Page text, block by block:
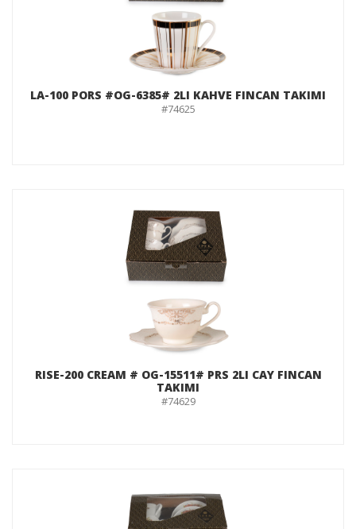
LA-100 PORS #OG-6385# 2LI KAHVE FINCAN TAKIMI
#74625
RISE-200 CREAM # OG-15511# PRS 2LI CAY FINCAN
TAKIMI
#74629